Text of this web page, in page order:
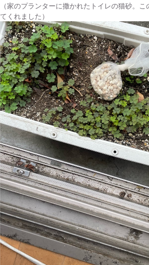
（家のプランターに撒かれたトイレの猫砂。こ
てくれました）